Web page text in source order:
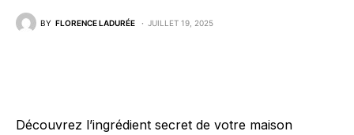
BY FLORENCE LADURÉE JUILLET 19, 2025
Découvrez l’ingrédient secret de votre maison